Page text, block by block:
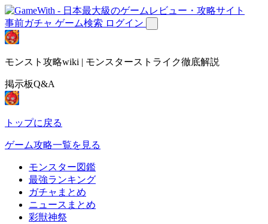
事前ガチャ ゲーム検索 ログイン
モンスト攻略wiki | モンスターストライク徹底解説
掲示板Q&A
トップに戻る
ゲーム攻略一覧を見る
モンスター図鑑
最強ランキング
ガチャまとめ
ニュースまとめ
彩獣神祭